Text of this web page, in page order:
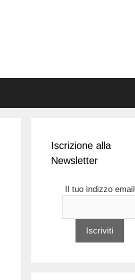
Iscrizione alla
Newsletter
Il tuo indizzo email